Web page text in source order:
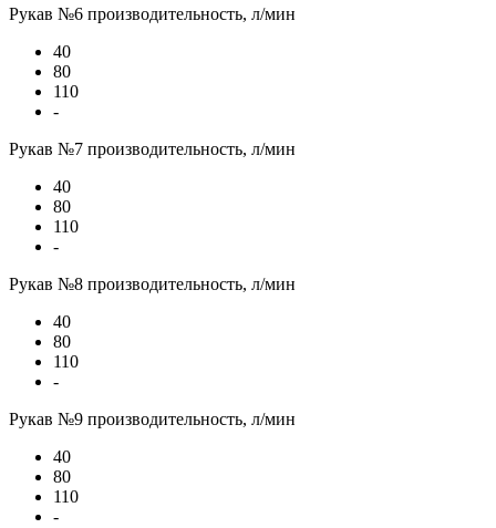
Рукав №6 производительность, л/мин
40
80
110
-
Рукав №7 производительность, л/мин
40
80
110
-
Рукав №8 производительность, л/мин
40
80
110
-
Рукав №9 производительность, л/мин
40
80
110
-